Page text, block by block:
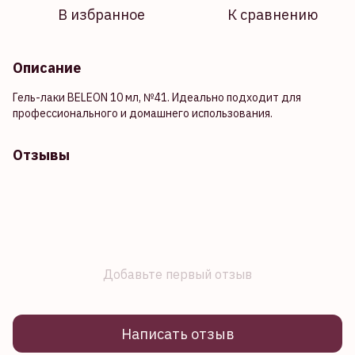
В избранное К сравнению
Описание
Гель-лаки BELEON 10 мл, №41. Идеально подходит для
профессионального и домашнего использования.
Отзывы
Добавьте первый отзыв
Написать отзыв